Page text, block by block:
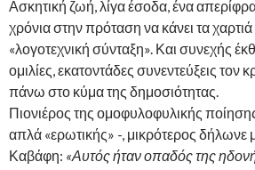
Ασκητική ζωή, λίγα έσοδα, ένα
χρόνια στην πρόταση να κάνει τα χαρτιά
«λογοτεχνική σύνταξη». Και συνεχής
ομιλίες, εκατοντάδες συνεντεύξεις τον
πάνω στο κύμα της δημοσιότητας.
Πιονιέρος της ομοφυλοφυλικής
απλά «ερωτικής» -, μικρότερος δήλωνε
Καβάφη: «Αυτός ήταν οπαδός της